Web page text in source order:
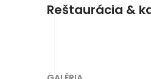
Reštaurácia &